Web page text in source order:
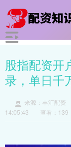
股指配资开
录，单日千
来源：丰汇配资
14:05:43
查看：139